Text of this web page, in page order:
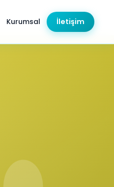
Kurumsal İletişim